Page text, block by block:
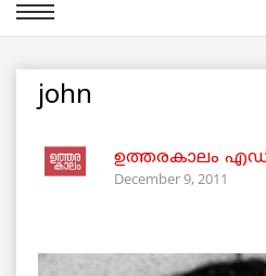
john
ഉത്തരകാലം
December 9, 2011